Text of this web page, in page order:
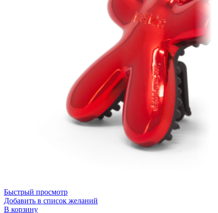
Быстрый просмотр
Добавить в список желаний
В корзину